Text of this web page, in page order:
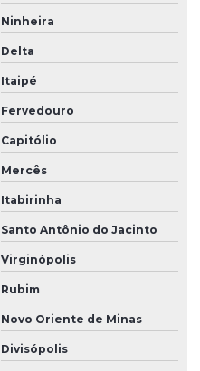
Ninheira
Delta
Itaipé
Fervedouro
Capitólio
Mercês
Itabirinha
Santo Antônio do Jacinto
Virginópolis
Rubim
Novo Oriente de Minas
Divisópolis